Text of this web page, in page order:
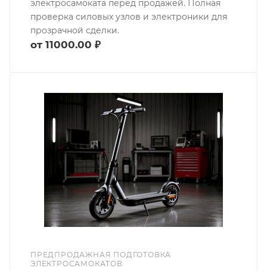
электросамоката перед продажей. Полная
проверка силовых узлов и электроники для
прозрачной сделки.
от 11000.00 ₽
ПРЕДПРОДАЖНАЯ ПОДГОТОВКА
ЭЛЕКТРОСАМОКАТОВ